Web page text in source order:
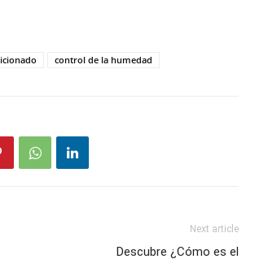
control de la humedad
Next article
Descubre ¿Cómo es el